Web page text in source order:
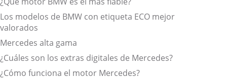
Los modelos de BMW con etiqueta ECO mejor
valorados
Mercedes alta gama
¿Cuáles son los extras digitales de Mercedes?
¿Cómo funciona el motor Mercedes?